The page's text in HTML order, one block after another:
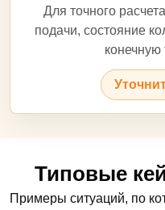
Для точного
подачи, состояние
конечную
Типовые
Примеры ситуаций, по